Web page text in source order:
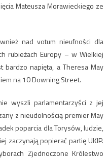
Mateusza Morawieckiego ze
nad votum nieufności dla
rubieżach Europy – w Wielkiej
bardzo napięta, a Theresa May
na 10 Downing Street.
wyszli parlamentarzyści z jej
z nieudolnością premier May
poparcia dla Torysów, ludzie,
zaczynają popierać partię UKIP.
Zjednoczone Królestwo